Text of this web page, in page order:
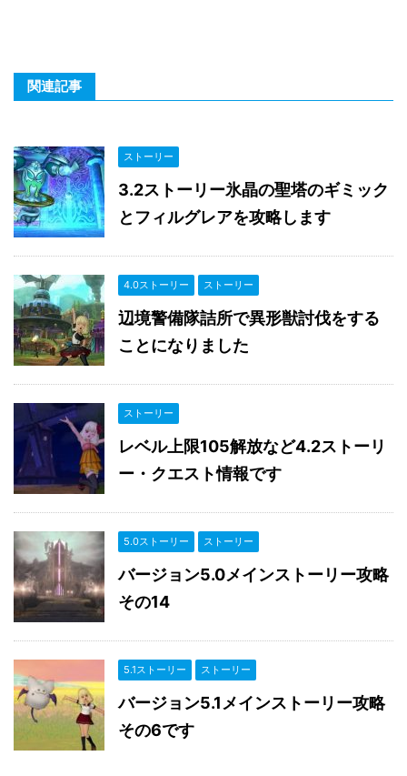
関連記事
ストーリー
3.2ストーリー氷晶の聖塔のギミック
とフィルグレアを攻略します
4.0ストーリー ストーリー
辺境警備隊詰所で異形獣討伐をする
ことになりました
ストーリー
レベル上限105解放など4.2ストーリ
ー・クエスト情報です
5.0ストーリー ストーリー
バージョン5.0メインストーリー攻略
その14
5.1ストーリー ストーリー
バージョン5.1メインストーリー攻略
その6です